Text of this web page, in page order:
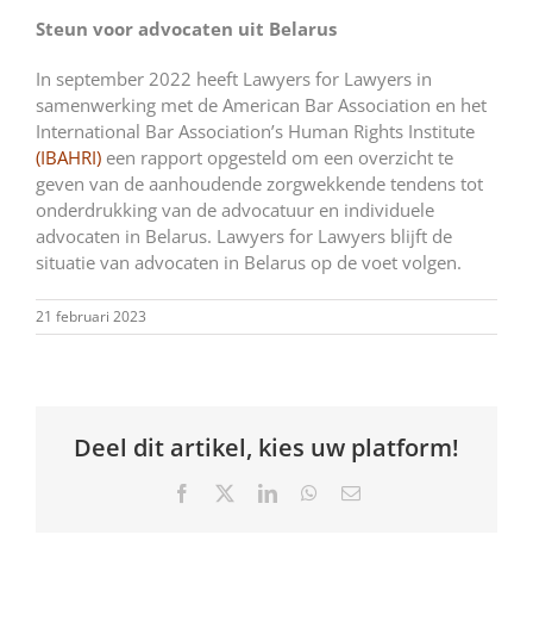
Steun voor advocaten uit Belarus
In september 2022 heeft Lawyers for Lawyers in
samenwerking met de American Bar Association en het
International Bar Association’s Human Rights Institute
(IBAHRI) een rapport opgesteld om een overzicht te
geven van de aanhoudende zorgwekkende tendens tot
onderdrukking van de advocatuur en individuele
advocaten in Belarus. Lawyers for Lawyers blijft de
situatie van advocaten in Belarus op de voet volgen.
21 februari 2023
Deel dit artikel, kies uw platform!
Facebook LinkedInWhatsApp
E-